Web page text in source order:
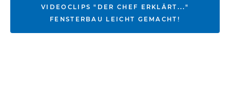
VIDEOCLIPS "DER CHEF ERKLÄRT..."
FENSTERBAU LEICHT GEMACHT!